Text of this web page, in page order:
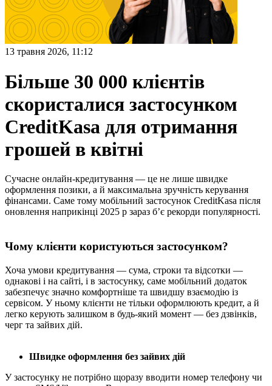
13 травня 2026, 11:12
Більше 30 000 клієнтів
скористалися застосунком
CreditKasa для отримання
грошей в квітні
Сучасне онлайн-кредитування — це не лише швидке
оформлення позики, а й максимальна зручність керування
фінансами. Саме тому мобільний застосунок CreditKasa після
оновлення наприкінці 2025 р зараз б’є рекорди популярності.
Чому клієнти користуються застосунком?
Хоча умови кредитування — сума, строки та відсотки —
однакові і на сайті, і в застосунку, саме мобільний додаток
забезпечує значно комфортніше та швидшу взаємодію із
сервісом. У ньому клієнти не тільки оформлюють кредит, а й
легко керують залишком в будь-який момент — без дзвінків,
черг та зайвих дій.
Швидке оформлення без зайвих дій
У застосунку не потрібно щоразу вводити номер телефону чи